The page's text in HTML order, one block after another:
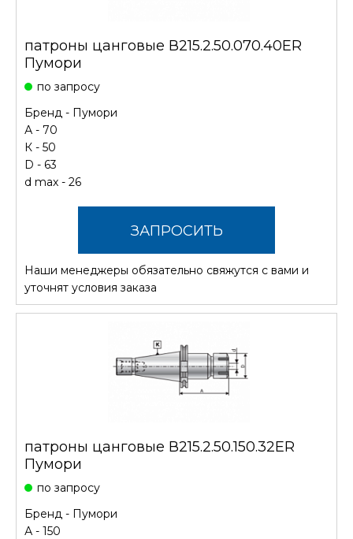
патроны цанговые В215.2.50.070.40ER
Пумори
по запросу
Бренд - Пумори
А - 70
К - 50
D - 63
d max - 26
ЗАПРОСИТЬ
СТОИМОСТЬ
Наши менеджеры обязательно свяжутся с вами и
уточнят условия заказа
патроны цанговые В215.2.50.150.32ER
Пумори
по запросу
Бренд - Пумори
А - 150